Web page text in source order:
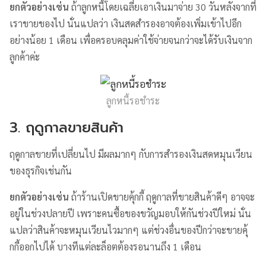
ยกตัวอย่างเช่น ถ้าลูกหนี้โดยเฉลี่ยเอาเงินมาจ่าย 30 วันหลังจากที่
เราขายของไป นั่นแปลว่า เงินสดสำรองอาจต้องเพิ่มเข้าไปอีก
อย่างน้อย 1 เดือน เพื่อครอบคลุมค่าใช้จ่ายจนกว่าจะได้รับเงินจาก
ลูกค้าค่ะ
ลูกหนี้รอชำระ
3. ฤดูกาลขายสินค้า
ฤดูกาลขายที่เปลี่ยนไป มีผลมากๆ กับการสำรองเงินสดหมุนเวียน
ของธุรกิจเช่นกัน
ยกตัวอย่างเช่น ถ้าร้านเปิดขายคุ้กกี้ ฤดูกาลที่ขายสินค้าดีๆ อาจจะ
อยู่ในช่วงปลายปี เพราะคนซื้อของขวัญมอบให้กันช่วงปีใหม่ นั่น
แปลว่าสินค้าจะหมุนเวียนไวมากๆ แต่ช่วงอื่นของปีกว่าจะขายคุ้
กกี้ออกไปได้ บางทีแต่ละล็อตต้องรอนานถึง 1 เดือน